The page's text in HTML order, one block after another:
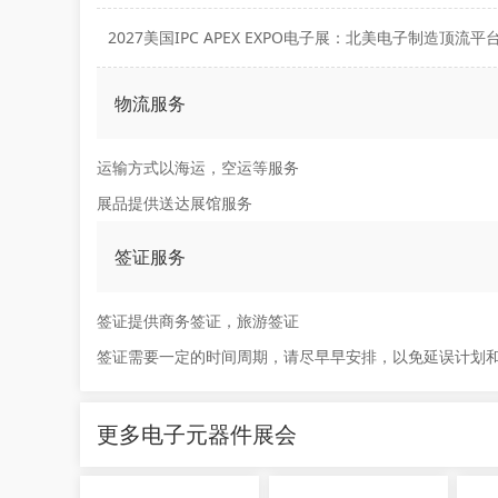
物流服务
运输方式以海运，空运等服务
展品提供送达展馆服务
签证服务
签证提供商务签证，旅游签证
签证需要一定的时间周期，请尽早早安排，以免延误计划
更多电子元器件展会